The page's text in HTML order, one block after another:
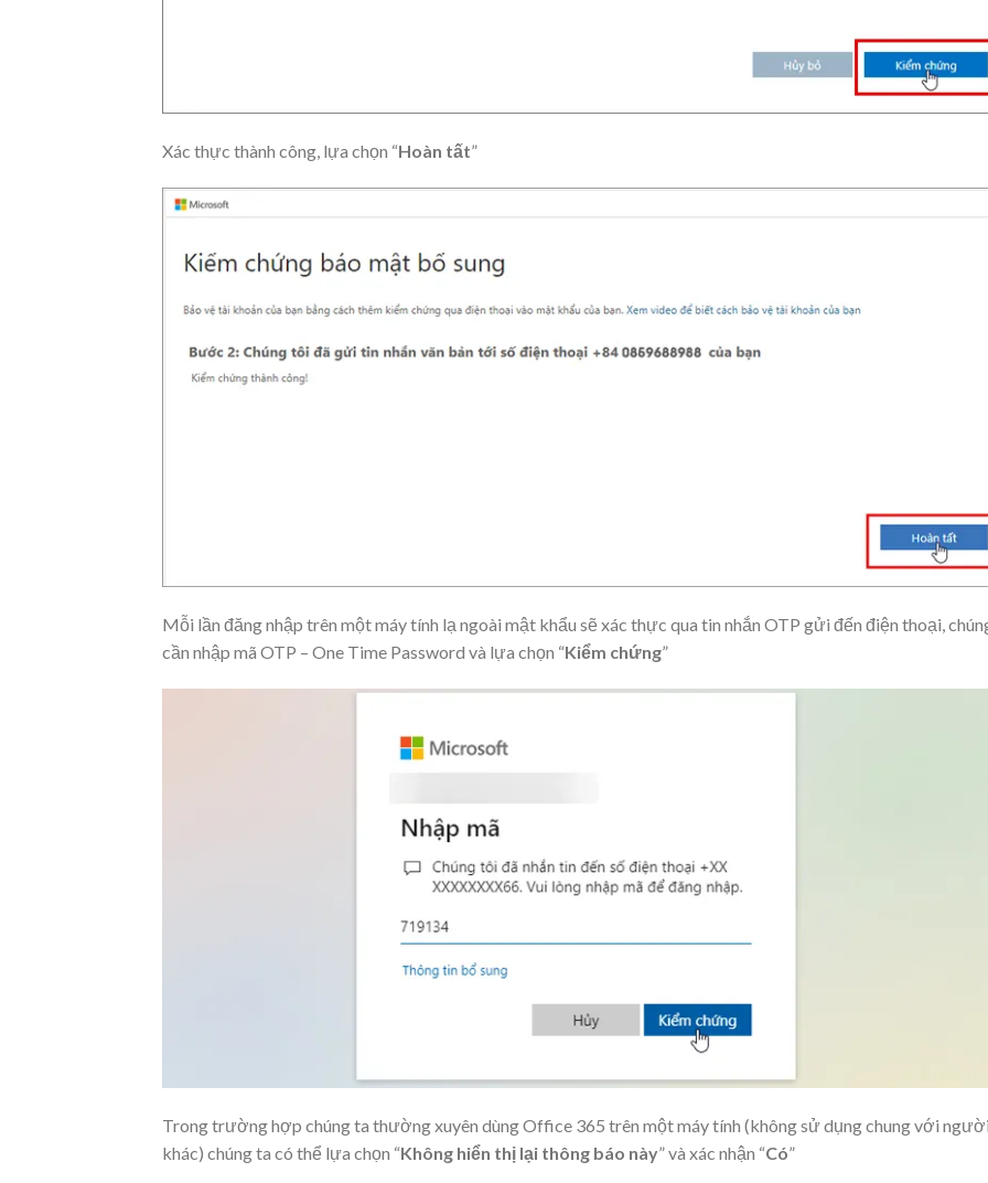
Xác thực thành công, lựa chọn “Hoàn tất”
Mỗi lần đăng nhập trên một máy tính lạ ngoài mật khẩu sẽ xác thực qua tin nhắn OTP gửi đến điện thoại,
cần nhập mã OTP – One Time Password và lựa chọn “Kiểm chứng”
Trong trường hợp chúng ta thường xuyên dùng Office 365 trên một máy tính (không sử dụng chung với
khác) chúng ta có thể lựa chọn “Không hiển thị lại thông báo này” và xác nhận “Có”